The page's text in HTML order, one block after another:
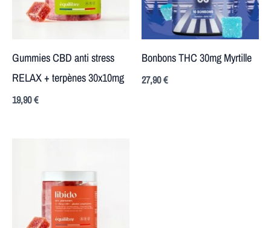
Gummies CBD anti stress
RELAX + terpènes 30x10mg
19,90€
Bonbons THC 30mg Myrtille
27,90€